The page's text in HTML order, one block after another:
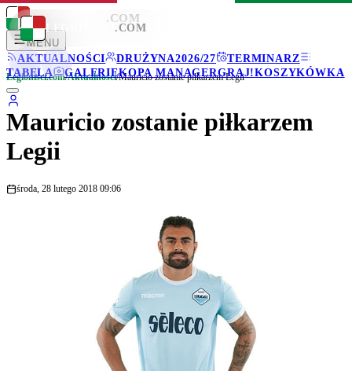
LEGIONISCI .COM
MENU
AKTUALNOŚCI
DRUŻYNA2026/27
TERMINARZ
TABELA
GALERIEKOPA MANAGERGRAJ!KOSZYKÓWKA
LEGIONISCI .COM
Legionisci.com/Aktualności/Mauricio zostanie piłkarzem Legii
Mauricio zostanie piłkarzem
Legii
środa, 28 lutego 2018 09:06